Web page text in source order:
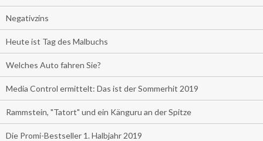
Negativzins
Heute ist Tag des Malbuchs
Welches Auto fahren Sie?
Media Control ermittelt: Das ist der Sommerhit 2019
Rammstein, "Tatort" und ein Känguru an der Spitze
Die Promi-Bestseller 1. Halbjahr 2019